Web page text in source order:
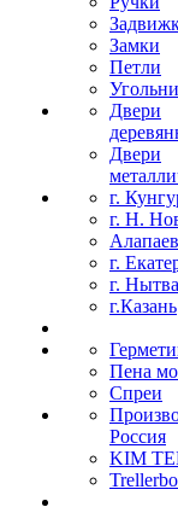
Замки
Петли
Двери
Двери
г.
г. Н.
г.
г. Нытва
г.Казань
Пена
Спреи
Россия
KIM